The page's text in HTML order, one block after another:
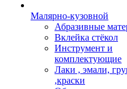
Малярно-кузовной
Абразивные
Вклейка стёкол
Инструмент и
комплектующие
Лаки , эмали,
,краски